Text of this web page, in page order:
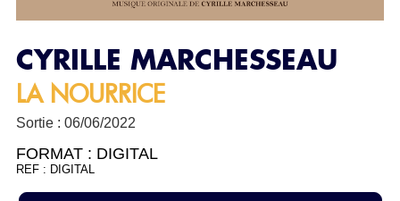
CYRILLE MARCHESSEAU
LA NOURRICE
Sortie : 06/06/2022
FORMAT : DIGITAL
REF : DIGITAL